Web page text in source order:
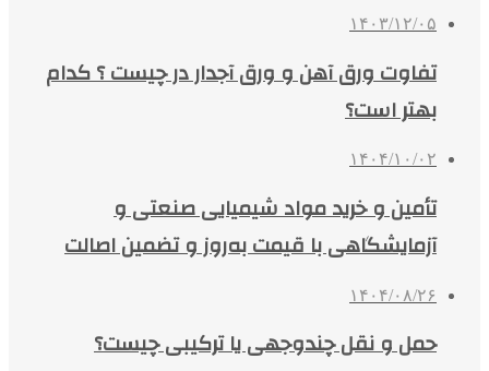
۱۴۰۳/۱۲/۰۵
تفاوت ورق آهن و ورق آجدار در چیست ؟ کدام
بهتر است؟
۱۴۰۴/۱۰/۰۲
تأمین و خرید مواد شیمیایی صنعتی و
آزمایشگاهی با قیمت به‌روز و تضمین اصالت
۱۴۰۴/۰۸/۲۶
حمل و نقل چندوجهی یا ترکیبی چیست؟